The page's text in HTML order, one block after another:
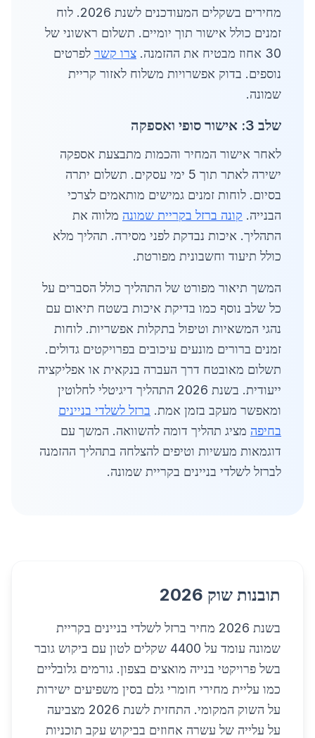
מחירים בשקלים המעודכנים לשנת 2026. לוח
זמנים כולל אישור תוך יומיים. תשלום ראשוני של
30 אחוז מבטיח את ההזמנה.
צרו קשר לפרטים
נוספים. בדוק אפשרויות משלוח לאזור קריית
שמונה.
שלב 3: אישור סופי ואספקה
לאחר אישור המחיר והכמות מתבצעת אספקה
ישירה לאתר תוך 5 ימי עסקים. תשלום יתרה
בסיום. לוחות זמנים גמישים מותאמים לצרכי
הבנייה. קונה ברזל בקריית שמונה מלווה את
התהליך. איכות נבדקת לפני מסירה. תהליך מלא
כולל תיעוד וחשבונית מפורטת.
המשך תיאור מפורט של התהליך כולל הסברים על
כל שלב נוסף כמו בדיקת איכות בשטח תיאום עם
נהגי המשאיות וטיפול בתקלות אפשריות. לוחות
זמנים ברורים מונעים עיכובים בפרויקטים גדולים.
תשלום מאובטח דרך העברה בנקאית או אפליקציה
ייעודית. בשנת 2026 התהליך דיגיטלי לחלוטין
ומאפשר מעקב בזמן אמת. ברזל לשלדי בניינים
בחיפה מציג תהליך דומה להשוואה. המשך עם
דוגמאות מעשיות וטיפים להצלחה בתהליך ההזמנה
לברזל לשלדי בניינים בקריית שמונה.
תובנות שוק 2026
בשנת 2026 מחיר ברזל לשלדי בניינים בקריית
שמונה עומד על 4400 שקלים לטון עם ביקוש גובר
בשל פרויקטי בנייה מואצים בצפון. גורמים גלובליים
כמו עליית מחירי חומרי גלם בסין משפיעים ישירות
על השוק המקומי. התחזית לשנת 2026 מצביעה
על עלייה של עשרה אחוזים בביקוש עקב תוכניות